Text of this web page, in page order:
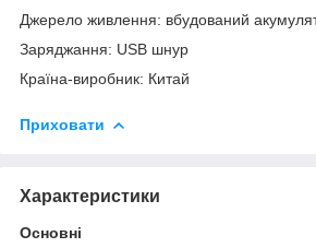
Джерело живлення: вбудований
Заряджання: USB шнур
Країна-виробник: Китай
Приховати
Характеристики
Основні